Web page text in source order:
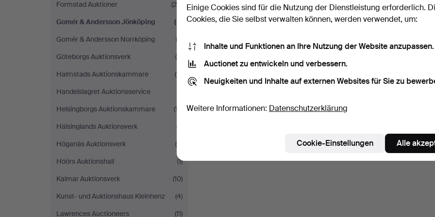
Formstad Auktioner
(29)
Gomér & Andersson Jönköping
(5)
Gomér & Andersson Norrköping
(3)
Göteborgs Auktionsverk
(5)
Halmstads Auktionskammare
(11)
Handelslagret Auktionsservice
Helsingborgs Auktionskammare
(17)
Hälsinglands Auktionsverk
(7)
Höganäs Auktionsverk
(4)
Höörs Auktionshall
(1)
Kalmar Auktionsverk
(10)
Kunst- und Auktionshaus Kleinhenz
(4)
Lawrences Auctioneers
(11)
Einige Cookies sind für die Nutzung der Dienstleistung erforderlich.
Cookies, die Sie selbst verwalten können, werden verwendet, um:
Inhalte und Funktionen an Ihre Nutzung der Website anzupassen.
Auctionet zu entwickeln und verbessern.
Neuigkeiten und Inhalte auf externen Websites für Sie zu
Weitere Informationen: Datenschutzerklärung
Cookie-Einstellungen Alle